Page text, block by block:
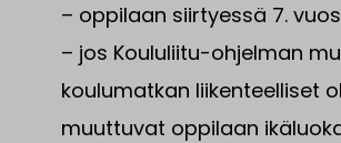
– oppilaan siirtyessä 7.
– jos Koululiitu-ohjelman
koulumatkan liikenteelliset
muuttuvat oppilaan